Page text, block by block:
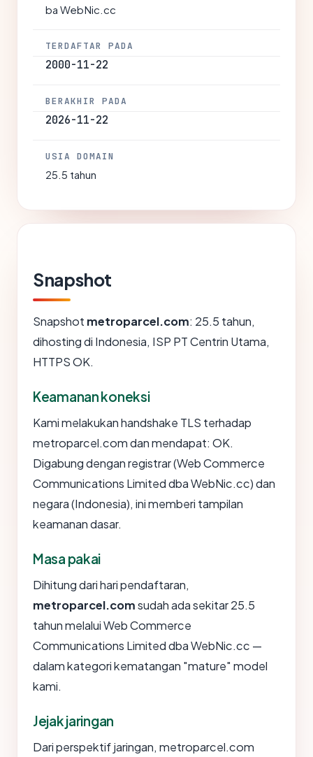
ba WebNic.cc
TERDAFTAR PADA
2000-11-22
BERAKHIR PADA
2026-11-22
USIA DOMAIN
25.5 tahun
Snapshot
Snapshot metroparcel.com: 25.5 tahun,
dihosting di Indonesia, ISP PT Centrin Utama,
HTTPS OK.
Keamanan koneksi
Kami melakukan handshake TLS terhadap
metroparcel.com dan mendapat: OK.
Digabung dengan registrar (Web Commerce
Communications Limited dba WebNic.cc) dan
negara (Indonesia), ini memberi tampilan
keamanan dasar.
Masa pakai
Dihitung dari hari pendaftaran,
metroparcel.comsudah ada sekitar 25.5
tahun melalui Web Commerce
Communications Limited dba WebNic.cc —
dalam kategori kematangan "mature" model
kami.
Jejak jaringan
Dari perspektif jaringan, metroparcel.com